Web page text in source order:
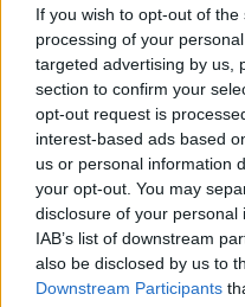
If you wish to opt-out of
processing of your
targeted advertising by us,
section to confirm your
opt-out request is
interest-based ads based
us or personal information
your opt-out. You may
disclosure of your
IAB’s list of downstream
also be disclosed by us to
Downstream Participants
Höhh - rovat
-Hoze-•2010. július 26.
Megint 3-asom volt a
a sors újfent. Immár 5-
a játékon. Igazán
legalább a mai A38-on
megvan a szóda-
pénz mi, bazd meg! :xD